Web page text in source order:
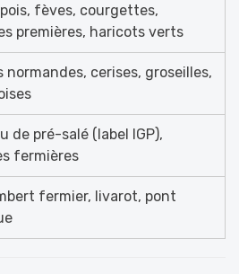
fèves, courgettes,
premières, haricots verts
normandes, cerises, groseilles,
de pré-salé (label IGP),
fermières
fermier, livarot, pont